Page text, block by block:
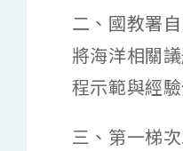
二、國教署
將海洋相關
程示範與經
三、第一梯